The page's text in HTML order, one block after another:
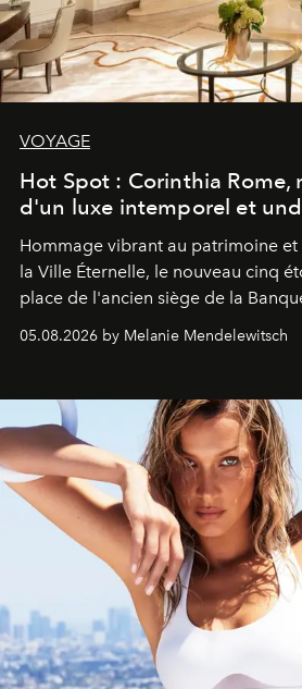
VOYAGE
Hot Spot : Corinthia Rome,
d'un luxe intemporel et
Hommage vibrant au patrimoine
la Ville Éternelle, le nouveau cinq
place de l'ancien siège de la
05.08.2026 by Melanie Mendelewitsch